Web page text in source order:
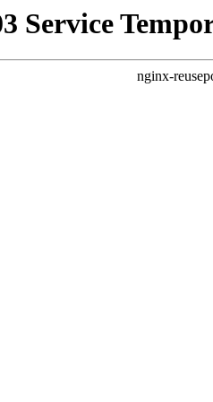
Service
nginx-